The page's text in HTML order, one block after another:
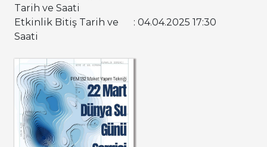
Tarih ve Saati
Etkinlik Bitiş Tarih ve
Saati
: 04.04.2025 17:30